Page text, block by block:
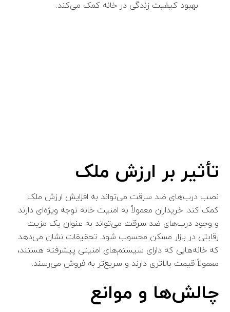
بهبود کیفیت زندگی در خانه کمک می‌کند.
تأثیر بر ارزش ملک
نصب درب‌های ضد سرقت می‌تواند به افزایش ارزش ملک
کمک کند. خریداران معمولاً به امنیت خانه توجه ویژه‌ای دارند
و وجود درب‌های ضد سرقت می‌تواند به عنوان یک مزیت
رقابتی در بازار مسکن محسوب شود. تحقیقات نشان می‌دهد
که خانه‌هایی که دارای سیستم‌های امنیتی پیشرفته هستند،
معمولاً قیمت بالاتری دارند و سریع‌تر به فروش می‌رسند.
چالش‌ها و موانع